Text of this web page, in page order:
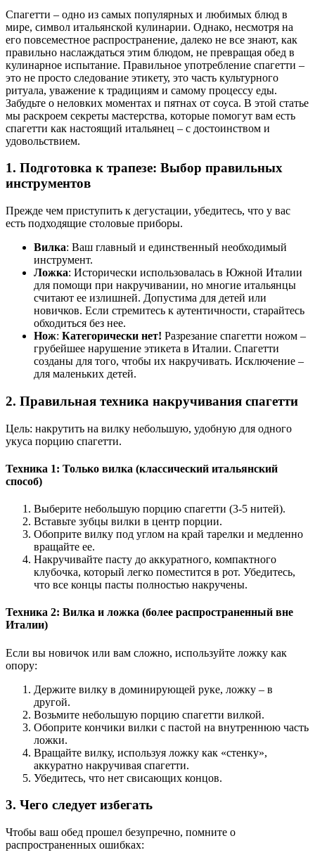
Спагетти – одно из самых популярных и любимых блюд в
мире, символ итальянской кулинарии. Однако, несмотря на
его повсеместное распространение, далеко не все знают, как
правильно наслаждаться этим блюдом, не превращая обед в
кулинарное испытание. Правильное употребление спагетти –
это не просто следование этикету, это часть культурного
ритуала, уважение к традициям и самому процессу еды.
Забудьте о неловких моментах и пятнах от соуса. В этой статье
мы раскроем секреты мастерства, которые помогут вам есть
спагетти как настоящий итальянец – с достоинством и
удовольствием.
1. Подготовка к трапезе: Выбор правильных
инструментов
Прежде чем приступить к дегустации, убедитесь, что у вас
есть подходящие столовые приборы.
Вилка: Ваш главный и единственный необходимый
инструмент.
Ложка: Исторически использовалась в Южной Италии
для помощи при накручивании, но многие итальянцы
считают ее излишней. Допустима для детей или
новичков. Если стремитесь к аутентичности, старайтесь
обходиться без нее.
Нож: Категорически нет! Разрезание спагетти ножом –
грубейшее нарушение этикета в Италии. Спагетти
созданы для того, чтобы их накручивать. Исключение –
для маленьких детей.
2. Правильная техника накручивания спагетти
Цель: накрутить на вилку небольшую, удобную для одного
укуса порцию спагетти.
Техника 1: Только вилка (классический итальянский
способ)
Выберите небольшую порцию спагетти (3-5 нитей).
Вставьте зубцы вилки в центр порции.
Обоприте вилку под углом на край тарелки и медленно
вращайте ее.
Накручивайте пасту до аккуратного, компактного
клубочка, который легко поместится в рот. Убедитесь,
что все концы пасты полностью накручены.
Техника 2: Вилка и ложка (более распространенный вне
Италии)
Если вы новичок или вам сложно, используйте ложку как
опору:
Держите вилку в доминирующей руке, ложку – в
другой.
Возьмите небольшую порцию спагетти вилкой.
Обоприте кончики вилки с пастой на внутреннюю часть
ложки.
Вращайте вилку, используя ложку как «стенку»,
аккуратно накручивая спагетти.
Убедитесь, что нет свисающих концов.
3. Чего следует избегать
Чтобы ваш обед прошел безупречно, помните о
распространенных ошибках: